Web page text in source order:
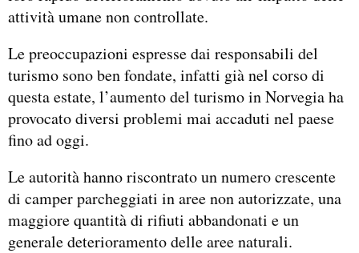
attività umane non controllate.
Le preoccupazioni espresse dai responsabili del
turismo sono ben fondate, infatti già nel corso di
questa estate, l’aumento del turismo in Norvegia ha
provocato diversi problemi mai accaduti nel paese
fino ad oggi.
Le autorità hanno riscontrato un numero crescente
di camper parcheggiati in aree non autorizzate, una
maggiore quantità di rifiuti abbandonati e un
generale deterioramento delle aree naturali.